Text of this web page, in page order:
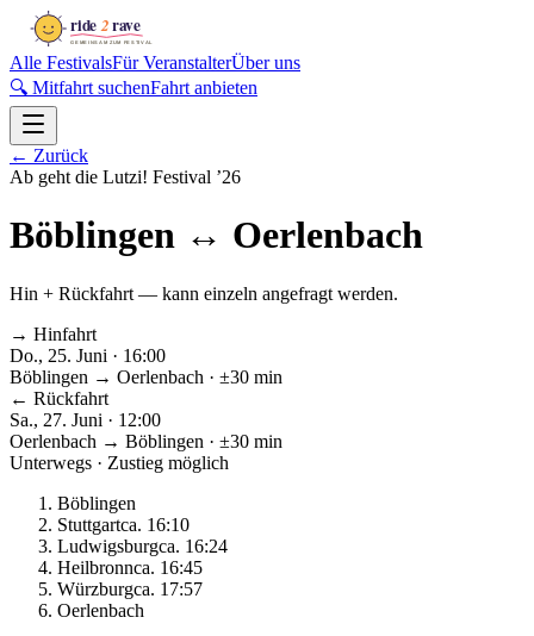
Alle FestivalsFür VeranstalterÜber uns
🔍 Mitfahrt suchenFahrt anbieten
← Zurück
Ab geht die Lutzi! Festival ’26
Böblingen ↔ Oerlenbach
Hin + Rückfahrt — kann einzeln angefragt werden.
→ Hinfahrt
Do., 25. Juni · 16:00
Böblingen → Oerlenbach · ±30 min
← Rückfahrt
Sa., 27. Juni · 12:00
Oerlenbach → Böblingen · ±30 min
Unterwegs · Zustieg möglich
Böblingen
Stuttgartca. 16:10
Ludwigsburgca. 16:24
Heilbronnca. 16:45
Würzburgca. 17:57
Oerlenbach